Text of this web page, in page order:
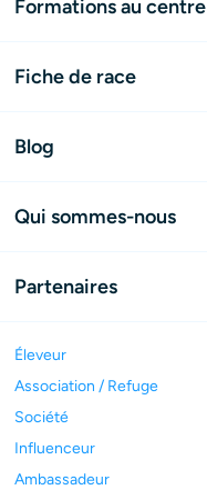
Formations au centre
Fiche de race
Blog
Qui sommes-nous
Partenaires
Éleveur
Association / Refuge
Société
Influenceur
Ambassadeur